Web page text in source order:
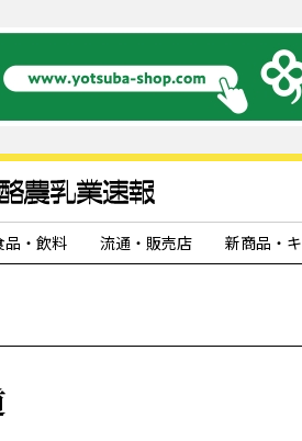
品・飲料 流通・販売店 新商品・